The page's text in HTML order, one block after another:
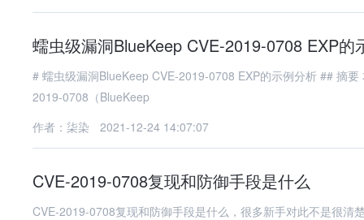
蠕虫级漏洞BlueKeep CVE-2019-0708 EXP的
# 蠕虫级漏洞BlueKeep CVE-2019-0708 EXP的示例分析 ## 摘要 本文深入分析了2019年曝光的Windows远程桌面服务高危漏洞CVE-
2019-0708（BlueKeep
作者：柒染
2021-12-24 14:07:07
CVE-2019-0708复现和防御手段是什么
CVE-2019-0708复现和防御手段是什么，很多新手对此不是很